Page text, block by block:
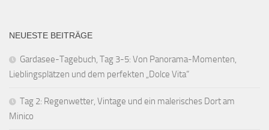
NEUESTE BEITRÄGE
Gardasee-Tagebuch, Tag 3-5: Von Panorama-Momenten,
Lieblingsplätzen und dem perfekten „Dolce Vita“
Tag 2: Regenwetter, Vintage und ein malerisches Dort am
Minico